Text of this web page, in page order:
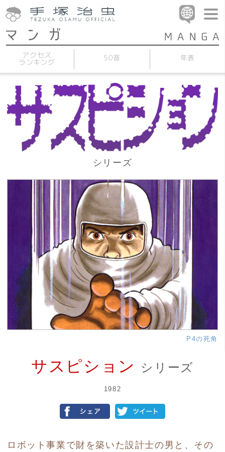
アクセス
ランキング 50音 年表
シリーズ
P4の死角
サスピション シリーズ
1982
ロボット事業で財を築いた設計士の男と、その